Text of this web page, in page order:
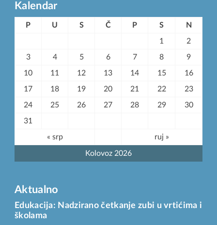
Kalendar
Kolovoz 2026
P U S Č P S N
1 2
3 4 5 6 7 8 9
10 11 12 13 14 15 16
17 18 19 20 21 22 23
24 25 26 27 28 29 30
31
« srp ruj »
Aktualno
Edukacija: Nadzirano četkanje zubi u vrtićima i
školama